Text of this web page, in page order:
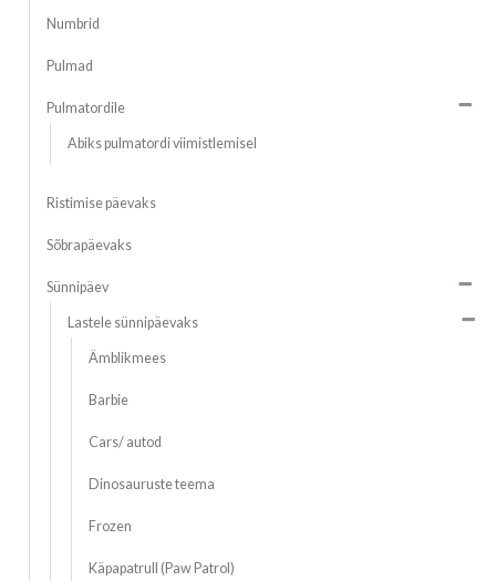
Numbrid
Pulmad
Pulmatordile
Abiks pulmatordi viimistlemisel
Ristimise päevaks
Sõbrapäevaks
Sünnipäev
Lastele sünnipäevaks
Ämblikmees
Barbie
Cars/ autod
Dinosauruste teema
Frozen
Käpapatrull (Paw Patrol)